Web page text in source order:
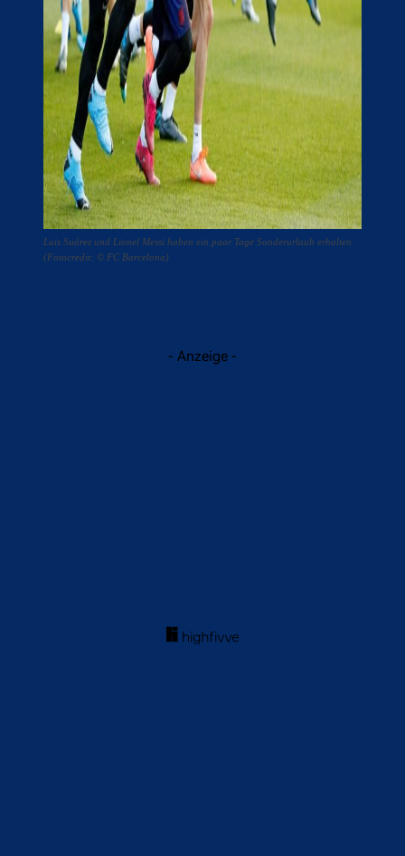
Luis Suárez und Lionel Messi haben ein paar Tage Sonderurlaub erhalten.
(Fotocredit: © FC Barcelona)
- Anzeige -